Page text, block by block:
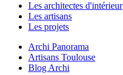
Les architectes d'intérieur
Les artisans
Les projets
Archi Panorama
Artisans Toulouse
Blog Archi